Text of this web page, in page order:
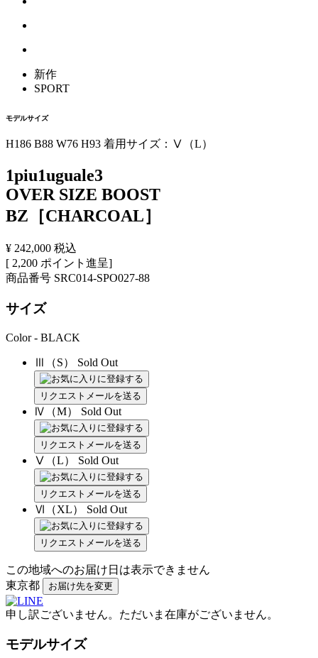
新作
SPORT
モデルサイズ
H186 B88 W76 H93 着用サイズ：Ⅴ（L）
1piu1uguale3
OVER SIZE BOOST
BZ［CHARCOAL］
¥ 242,000 税込
[ 2,200 ポイント進呈]
商品番号 SRC014-SPO027-88
サイズ
Color - BLACK
Ⅲ（S） Sold Out
リクエストメールを送る
Ⅳ（M） Sold Out
リクエストメールを送る
Ⅴ（L） Sold Out
リクエストメールを送る
Ⅵ（XL） Sold Out
リクエストメールを送る
この地域へのお届け日は表示できません
東京都
お届け先を変更
申し訳ございません。ただいま在庫がございません。
モデルサイズ